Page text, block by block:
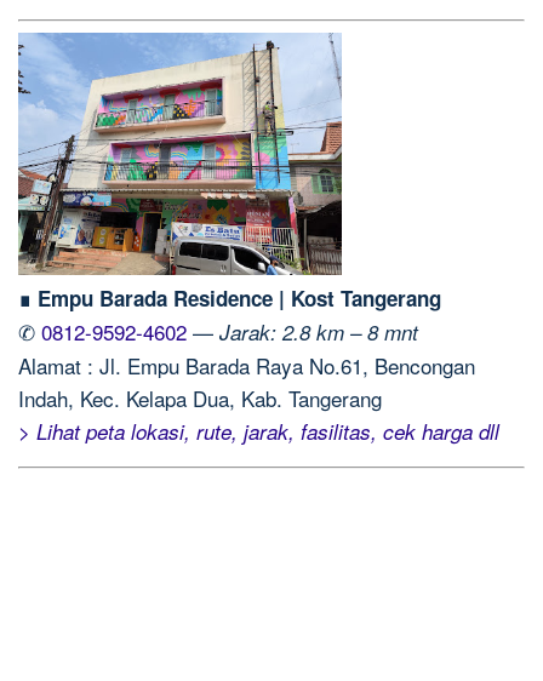
∎ Empu Barada Residence | Kost Tangerang
✆ 0812-9592-4602 — Jarak: 2.8 km – 8 mnt
Alamat : Jl. Empu Barada Raya No.61, Bencongan
Indah, Kec. Kelapa Dua, Kab. Tangerang
> Lihat peta lokasi, rute, jarak, fasilitas, cek harga dll